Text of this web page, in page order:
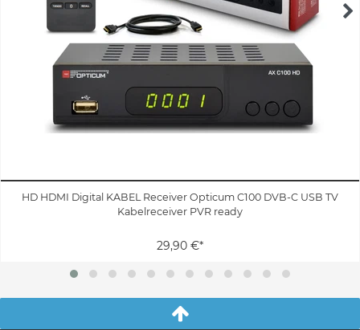
HD HDMI Digital KABEL Receiver Opticum C100 DVB-C USB TV
Kabelreceiver PVR ready
29,90 €*